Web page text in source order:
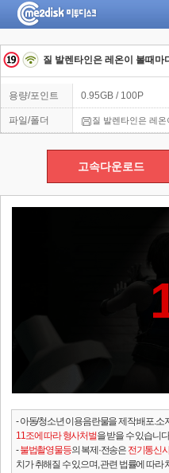
용량/포인트 0.95GB / 100P
파일/폴더 질 발렌타인은 레
고속다운로드
- 아동/청소년 이용음란물을 제작.배포.소
11조에 따라 형사처벌을 받을 수 있습니
-불법촬영물등의 복제·전송은 전기통신
치가 취해질 수 있으며, 관련 법률에 따라